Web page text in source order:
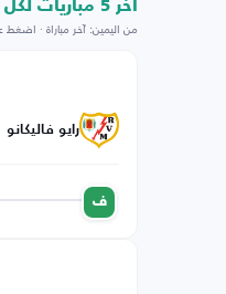
اخر 5 مباريات لكل فريق
من اليمين: آخر مباراة ·
رايو فاليكانو
ف